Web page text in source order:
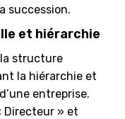
succession.
et hiérarchie
structure
la hiérarchie et
entreprise.
Directeur » et